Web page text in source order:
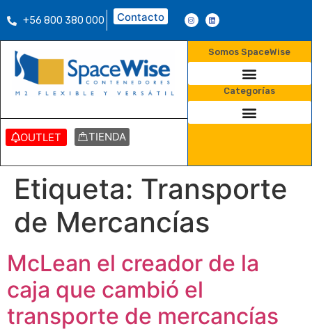
+56 800 380 000 Contacto
OUTLET TIENDA
Somos SpaceWise
Categorías
Etiqueta: Transporte
de Mercancías
McLean el creador de la
caja que cambió el
transporte de mercancías